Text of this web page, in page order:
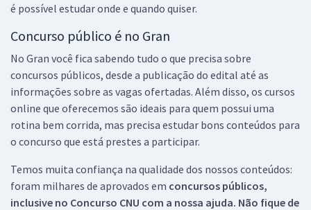
é possível estudar onde e quando quiser.
Concurso público é no Gran
No Gran você fica sabendo tudo o que precisa sobre
concursos públicos, desde a publicação do edital até as
informações sobre as vagas ofertadas. Além disso, os cursos
online que oferecemos são ideais para quem possui uma
rotina bem corrida, mas precisa estudar bons conteúdos para
o concurso que está prestes a participar.
Temos muita confiança na qualidade dos nossos conteúdos:
foram milhares de aprovados em concursos públicos,
inclusive no Concurso CNU com a nossa ajuda. Não fique de